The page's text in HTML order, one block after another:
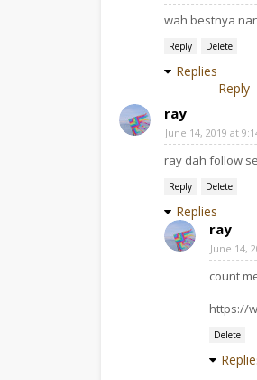
wah bestnya
Reply Delete
Replies
Reply
ray
June 14, 2019 at
ray dah follow
Reply Delete
Replies
ray
June 14,
count
https://
Delete